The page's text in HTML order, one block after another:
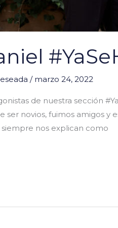
/ marzo 24, 2022
de nuestra sección
ser novios, fuimos amigos
siempre nos explican como